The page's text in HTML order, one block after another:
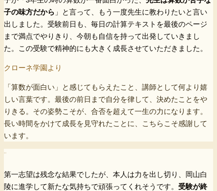
子の味方だから 」と言って、もう一度先生に教わりたいと言い
出しました。受験前日も、毎日の計算テキストを最後のページ
まで満点でやりきり、今朝も自信を持って出発していきまし
た。この受験で精神的にも大きく成長させていただきました。
クローネ学園より
「算数が面白い」と感じてもらえたこと、講師として何より嬉
しい言葉です。最後の前日まで自分を律して、決めたことをや
りきる。その姿勢こそが、合否を超えて一生の力になります。
長い時間をかけて成長を見守れたことに、こちらこそ感謝して
います。
"
第一志望は残念な結果でしたが、本人は力を出し切り、岡山白
陵に進学して新たな気持ちで頑張ってくれそうです。 受験が終